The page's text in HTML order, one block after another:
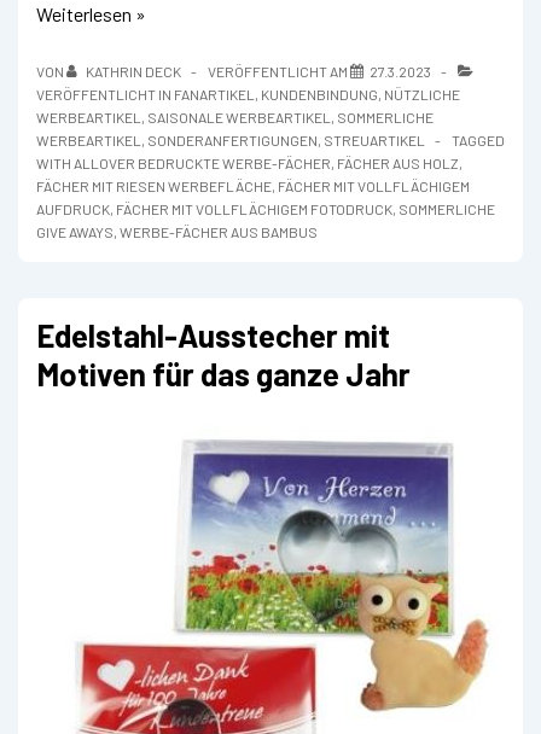
Fächer
vollflächigem
Aufdruck
Weiterlesen »
VON KATHRIN DECK VERÖFFENTLICHT AM
27.3.2023
VERÖFFENTLICHT IN FANARTIKEL , KUNDENBINDUNG, NÜTZLICHE
WERBEARTIKEL , SAISONALE WERBEARTIKEL , SOMMERLICHE
WERBEARTIKEL , SONDERANFERTIGUNGEN, STREUARTIKEL
TAGGED
WITH ALLOVER BEDRUCKTE WERBE-FÄCHER, FÄCHER AUS HOLZ,
FÄCHER MIT RIESEN WERBEFLÄCHE, FÄCHER MIT VOLLFLÄCHIGEM
AUFDRUCK, FÄCHER MIT VOLLFLÄCHIGEM FOTODRUCK, SOMMERLICHE
GIVE AWAYS, WERBE-FÄCHER AUS BAMBUS
Edelstahl-Ausstecher mit
Motiven für das ganze Jahr